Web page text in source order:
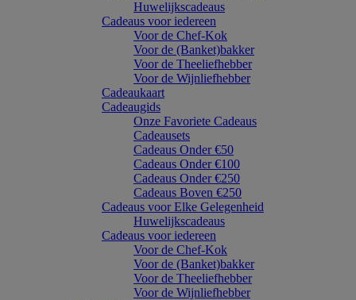
Huwelijkscadeaus
Cadeaus voor iedereen
Voor de Chef-Kok
Voor de (Banket)bakker
Voor de Theeliefhebber
Voor de Wijnliefhebber
Cadeaukaart
Cadeaugids
Onze Favoriete Cadeaus
Cadeausets
Cadeaus Onder €50
Cadeaus Onder €100
Cadeaus Onder €250
Cadeaus Boven €250
Cadeaus voor Elke Gelegenheid
Huwelijkscadeaus
Cadeaus voor iedereen
Voor de Chef-Kok
Voor de (Banket)bakker
Voor de Theeliefhebber
Voor de Wijnliefhebber